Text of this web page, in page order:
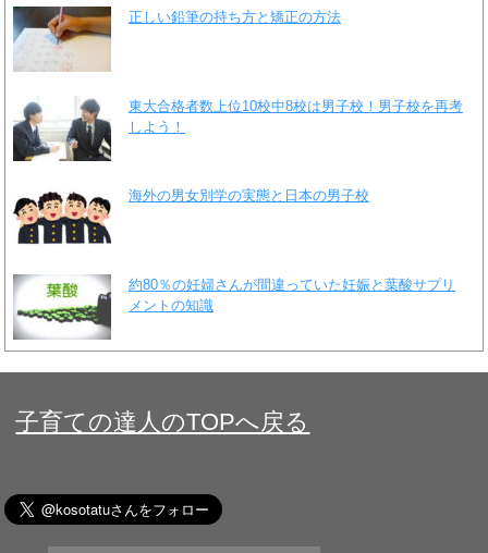
正しい鉛筆の持ち方と矯正の方法
東大合格者数上位10校中8校は男子校！男子校を再考
しよう！
海外の男女別学の実態と日本の男子校
約80％の妊婦さんが間違っていた妊娠と葉酸サプリ
メントの知識
子育ての達人のTOPへ戻る